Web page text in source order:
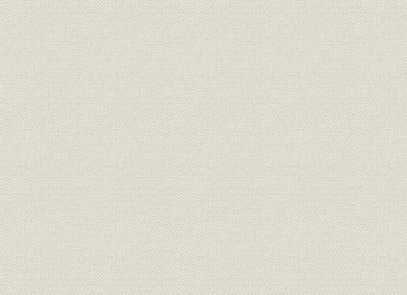
資料
索引
題署 取締役社長 鈴木重光
序文 取締役社長 鈴木重光
あとがき 東棉四十年史編纂室